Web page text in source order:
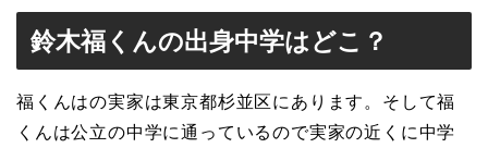
鈴木福くんの出身中学はどこ？
福くんはの実家は東京都杉並区にあります。そして福
くんは公立の中学に通っているので実家の近くに中学